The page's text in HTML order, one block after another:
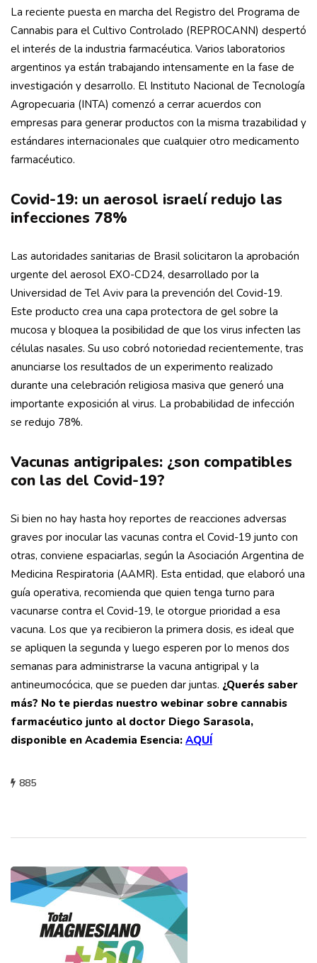
La reciente puesta en marcha del Registro del Programa de
Cannabis para el Cultivo Controlado (REPROCANN) despertó
el interés de la industria farmacéutica. Varios laboratorios
argentinos ya están trabajando intensamente en la fase de
investigación y desarrollo. El Instituto Nacional de Tecnología
Agropecuaria (INTA) comenzó a cerrar acuerdos con
empresas para generar productos con la misma trazabilidad y
estándares internacionales que cualquier otro medicamento
farmacéutico.
Covid-19: un aerosol israelí redujo las
infecciones 78%
Las autoridades sanitarias de Brasil solicitaron la aprobación
urgente del aerosol EXO-CD24, desarrollado por la
Universidad de Tel Aviv para la prevención del Covid-19.
Este producto crea una capa protectora de gel sobre la
mucosa y bloquea la posibilidad de que los virus infecten las
células nasales. Su uso cobró notoriedad recientemente, tras
anunciarse los resultados de un experimento realizado
durante una celebración religiosa masiva que generó una
importante exposición al virus. La probabilidad de infección
se redujo 78%.
Vacunas antigripales: ¿son compatibles
con las del Covid-19?
Si bien no hay hasta hoy reportes de reacciones adversas
graves por inocular las vacunas contra el Covid-19 junto con
otras, conviene espaciarlas, según la Asociación Argentina de
Medicina Respiratoria (AAMR). Esta entidad, que elaboró una
guía operativa, recomienda que quien tenga turno para
vacunarse contra el Covid-19, le otorgue prioridad a esa
vacuna. Los que ya recibieron la primera dosis, es ideal que
se apliquen la segunda y luego esperen por lo menos dos
semanas para administrarse la vacuna antigripal y la
antineumocócica, que se pueden dar juntas. ¿Querés saber
más? No te pierdas nuestro webinar sobre cannabis
farmacéutico junto al doctor Diego Sarasola,
disponible en Academia Esencia: AQUÍ
885